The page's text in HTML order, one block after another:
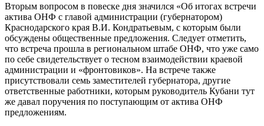
Вторым вопросом в повеске дня значился «Об итогах встречи
актива ОНФ с главой администрации (губернатором)
Краснодарского края В.И. Кондратьевым, с которым были
обсуждены общественные предложения. Следует отметить,
что встреча прошла в региональном штабе ОНФ, что уже само
по себе свидетельствует о тесном взаимодействии краевой
администрации и «фронтовиков». На встрече также
присутствовали семь заместителей губернатора, другие
ответственные работники, которым руководитель Кубани тут
же давал поручения по поступающим от актива ОНФ
предложениям.